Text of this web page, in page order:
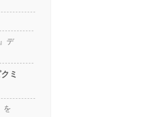
デ
ミ
を